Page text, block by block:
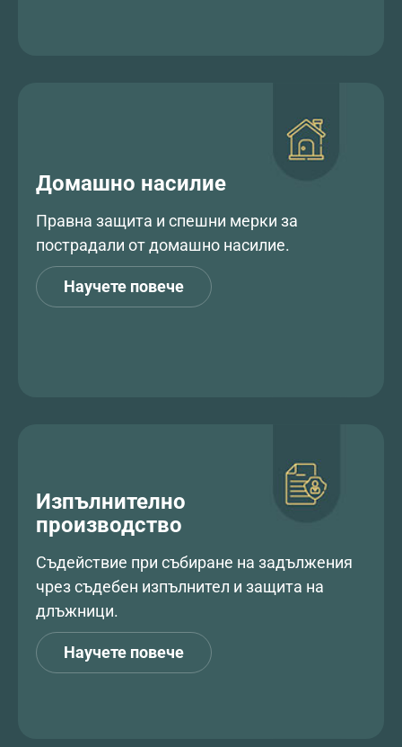
Домашно насилие
Правна защита и спешни мерки за
пострадали от домашно насилие.
Научете повече
Изпълнително
производство
Съдействие при събиране на задължения
чрез съдебен изпълнител и защита на
длъжници.
Научете повече